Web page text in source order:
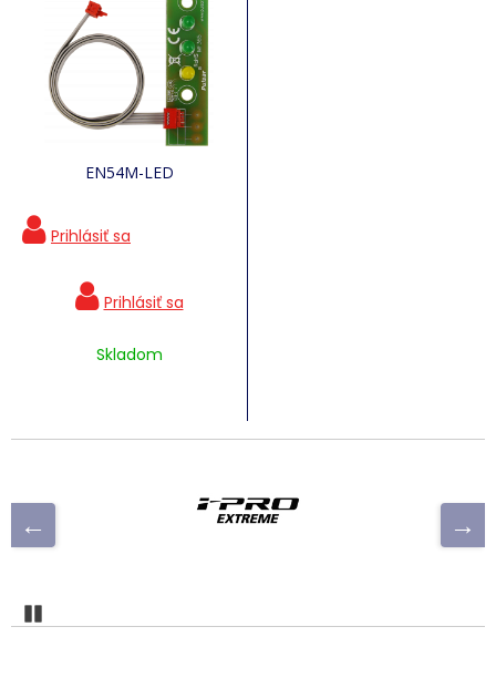
EN54M-LED
Skladom